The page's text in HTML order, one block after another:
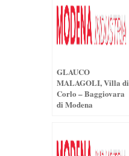
GLAUCO
MALAGOLI, Villa di
Corlo – Baggiovara
di Modena